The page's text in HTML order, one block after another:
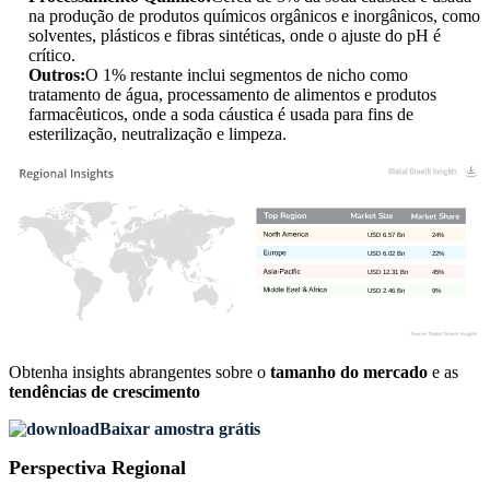
na produção de produtos químicos orgânicos e inorgânicos, como
solventes, plásticos e fibras sintéticas, onde o ajuste do pH é
crítico.
Outros:O 1% restante inclui segmentos de nicho como
tratamento de água, processamento de alimentos e produtos
farmacêuticos, onde a soda cáustica é usada para fins de
esterilização, neutralização e limpeza.
9%
USD 2.46 Bn
45%
USD 12.31 Bn
22%
USD 6.02 Bn
24%
USD 6.57 Bn
Obtenha insights abrangentes sobre o tamanho do mercado e as
tendências de crescimento
Baixar amostra grátis
Perspectiva Regional